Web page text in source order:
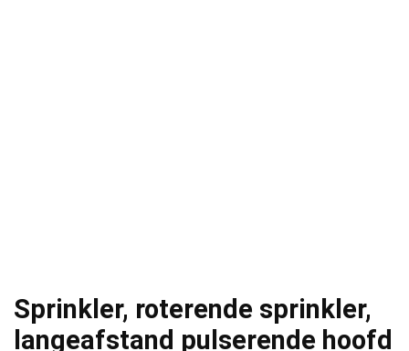
Sprinkler, roterende sprinkler,
langeafstand pulserende hoofd